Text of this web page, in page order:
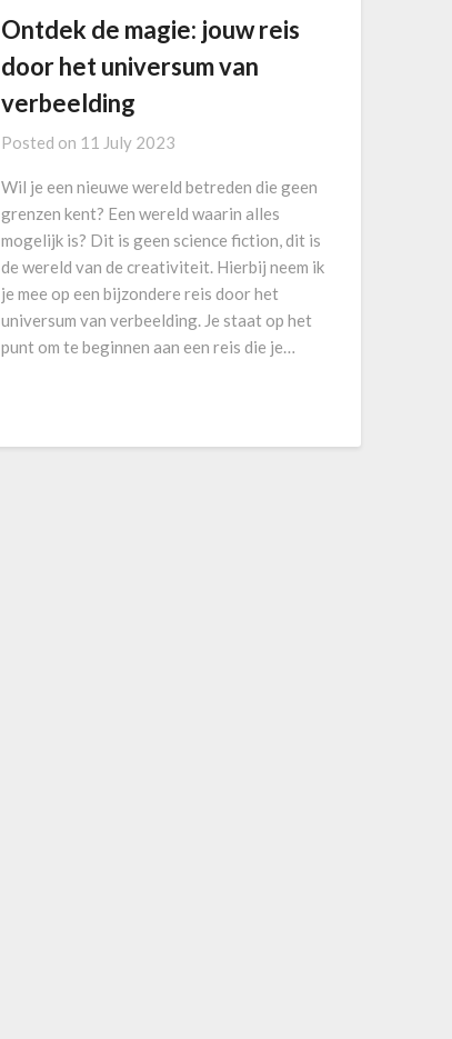
Ontdek de magie: jouw reis
door het universum van
verbeelding
Posted on 11 July 2023
Wil je een nieuwe wereld betreden die geen
grenzen kent? Een wereld waarin alles
mogelijk is? Dit is geen science fiction, dit is
de wereld van de creativiteit. Hierbij neem ik
je mee op een bijzondere reis door het
universum van verbeelding. Je staat op het
punt om te beginnen aan een reis die je…